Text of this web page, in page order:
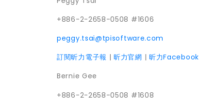
+886-2-2658-0508 #1606
peggy.tsai@tpisoftware.com
訂閱昕力電子報 |昕力官網 | 昕力Facebook
Bernie Gee
+886-2-2658-0508 #1608